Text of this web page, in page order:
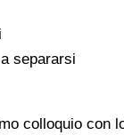
separarsi
colloquio con